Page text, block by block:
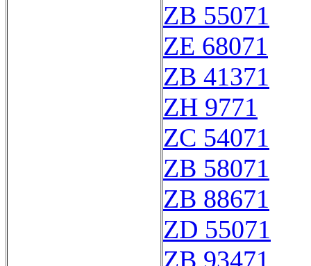
ZB 55071
ZE 68071
ZB 41371
ZH 9771
ZC 54071
ZB 58071
ZB 88671
ZD 55071
ZB 93471